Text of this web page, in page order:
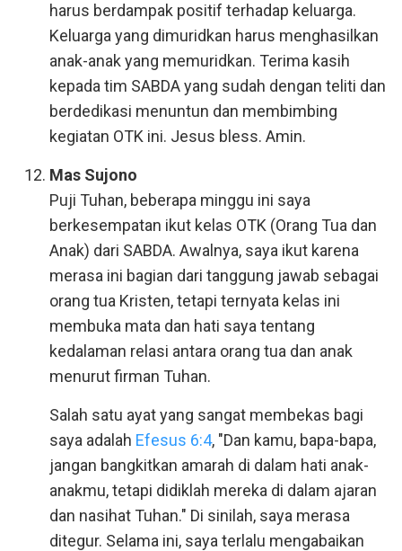
harus berdampak positif terhadap keluarga.
Keluarga yang dimuridkan harus menghasilkan
anak-anak yang memuridkan. Terima kasih
kepada tim SABDA yang sudah dengan teliti dan
berdedikasi menuntun dan membimbing
kegiatan OTK ini. Jesus bless. Amin.
Mas Sujono
Puji Tuhan, beberapa minggu ini saya
berkesempatan ikut kelas OTK (Orang Tua dan
Anak) dari SABDA. Awalnya, saya ikut karena
merasa ini bagian dari tanggung jawab sebagai
orang tua Kristen, tetapi ternyata kelas ini
membuka mata dan hati saya tentang
kedalaman relasi antara orang tua dan anak
menurut firman Tuhan.
Salah satu ayat yang sangat membekas bagi
saya adalah Efesus 6:4, "Dan kamu, bapa-bapa,
jangan bangkitkan amarah di dalam hati anak-
anakmu, tetapi didiklah mereka di dalam ajaran
dan nasihat Tuhan." Di sinilah, saya merasa
ditegur. Selama ini, saya terlalu mengabaikan